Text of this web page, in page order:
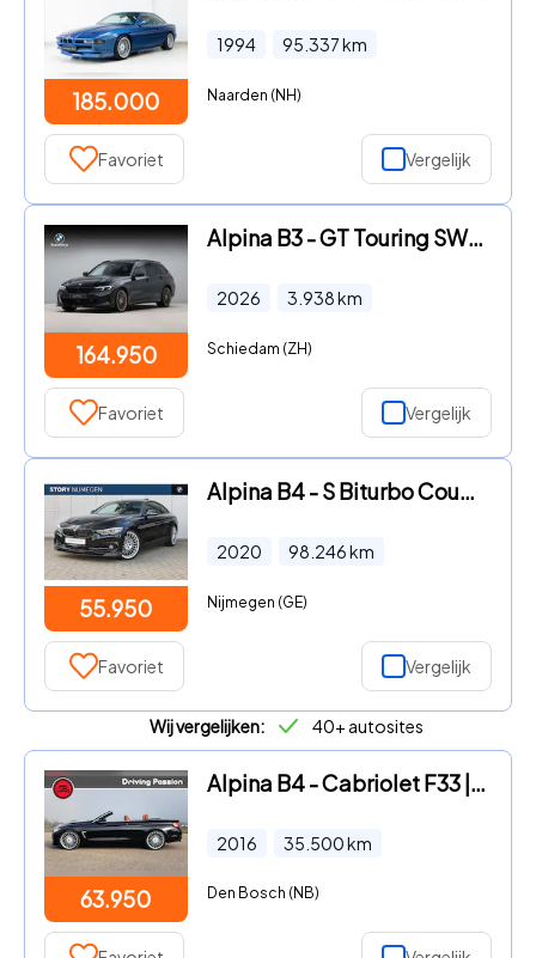
185.000
1994 95.337km
Naarden (NH)
Favoriet Vergelijk
164.950
Alpina B3 - GT Touring SWITCH-TRONIC Allrad - Black Sapphire
2026 3.938km
Schiedam (ZH)
Favoriet Vergelijk
55.950
Alpina B4 - S Biturbo Coupe Automaat / Schuif-kanteldak / Sportstoelen /
2020 98.246km
Nijmegen (GE)
Favoriet Vergelijk
Wij vergelijken: 40+ autosites
63.950
Alpina B4 - Cabriolet F33 | 1e lak | Merino Individual volleder Goudbrui
2016 35.500km
Den Bosch (NB)